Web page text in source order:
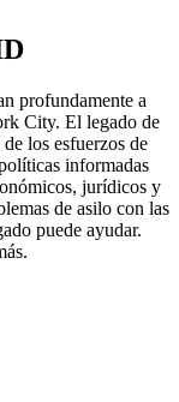
profundamente a
City. El legado de
los esfuerzos de
informadas
jurídicos y
de asilo con las
puede ayudar.